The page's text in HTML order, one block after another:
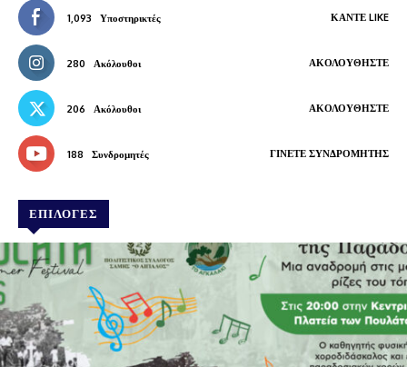
1,093 Υποστηρικτές ΚΆΝΤΕ LIKE
280 Ακόλουθοι ΑΚΟΛΟΥΘΉΣΤΕ
206 Ακόλουθοι ΑΚΟΛΟΥΘΉΣΤΕ
188 Συνδρομητές ΓΊΝΕΤΕ ΣΥΝΔΡΟΜΗΤΉΣ
ΕΠΙΛΟΓΕΣ